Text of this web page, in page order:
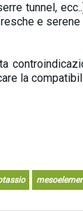
tunnel,
e serene
la